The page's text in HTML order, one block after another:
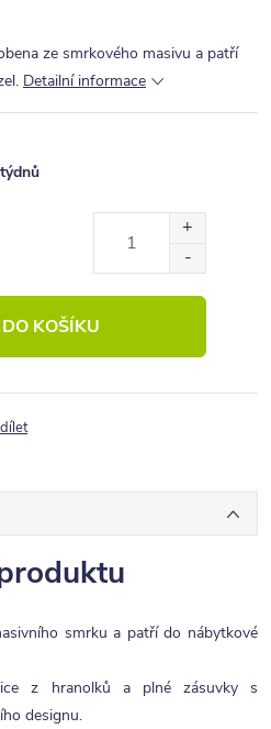
ze smrkového masivu a patří
Detailní informace
KOŠÍKU
smrku a patří do nábytkové
z hranolků a plné zásuvky s
designu.